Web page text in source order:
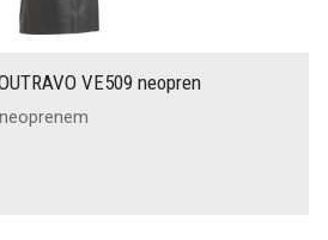
VE509 neopren